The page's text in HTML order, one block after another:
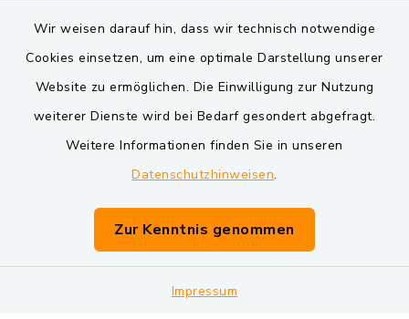
Wir weisen darauf hin, dass wir technisch notwendige
Cookies einsetzen, um eine optimale Darstellung unserer
Website zu ermöglichen. Die Einwilligung zur Nutzung
weiterer Dienste wird bei Bedarf gesondert abgefragt.
Weitere Informationen finden Sie in unseren
Datenschutzhinweisen.
Zur Kenntnis genommen
Impressum
Barrierefreiheit
Impressum
Sitemap